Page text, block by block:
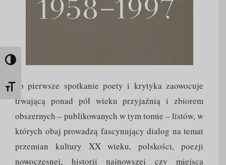
Toggle High Contrast
Toggle Font size
To pierwsze spotkanie poety i krytyka zaowocuje
trwającą ponad pół wieku przyjaźnią i zbiorem
obszernych – publikowanych w tym tomie – listów, w
których obaj prowadzą fascynujący dialog na temat
przemian kultury XX wieku, polskości, poezji
nowoczesnej, historii najnowszej czy miejsca